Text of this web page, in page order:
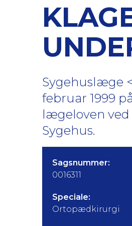
Sygehuslæge
februar 1999
lægeloven ved
Sygehus.
Sagsnummer:
0016311
Speciale:
Ortopædkirurgi